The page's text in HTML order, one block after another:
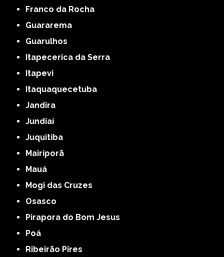
Franco da Rocha
Guararema
Guarulhos
Itapecerica da Serra
Itapevi
Itaquaquecetuba
Jandira
Jundiaí
Juquitiba
Mairiporã
Mauá
Mogi das Cruzes
Osasco
Pirapora do Bom Jesus
Poá
Ribeirão Pires